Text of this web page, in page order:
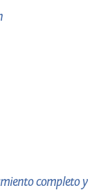
completo y